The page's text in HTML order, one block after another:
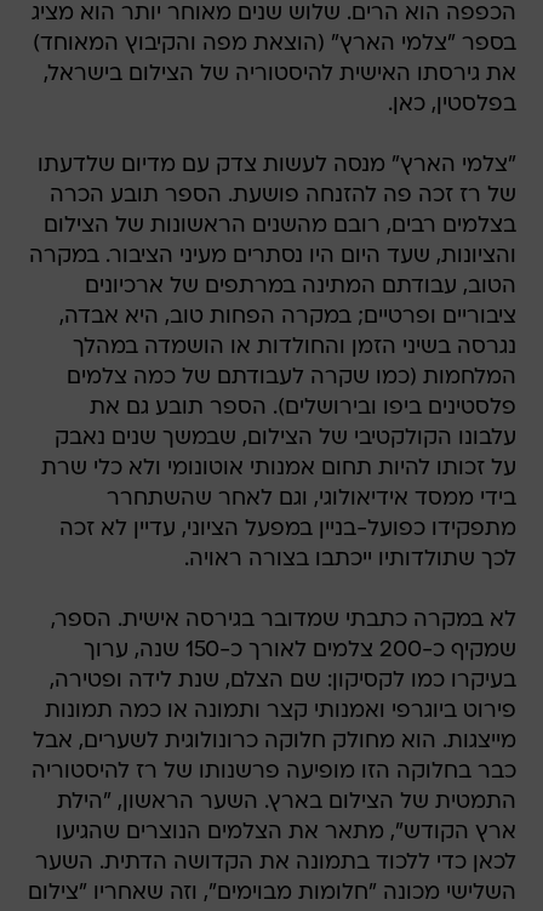
הכפפה הוא הרים. שלוש שנים מאוחר יותר הוא מציג
בספר "צלמי הארץ" (הוצאת מפה והקיבוץ המאוחד)
את גירסתו האישית להיסטוריה של הצילום בישראל,
בפלסטין, כאן.
"צלמי הארץ" מנסה לעשות צדק עם מדיום שלדעתו
של רז זכה פה להזנחה פושעת. הספר תובע הכרה
בצלמים רבים, רובם מהשנים הראשונות של הצילום
והציונות, שעד היום היו נסתרים מעיני הציבור. במקרה
הטוב, עבודתם המתינה במרתפים של ארכיונים
ציבוריים ופרטיים; במקרה הפחות טוב, היא אבדה,
נגרסה בשיני הזמן והחולדות או הושמדה במהלך
המלחמות (כמו שקרה לעבודתם של כמה צלמים
פלסטינים ביפו ובירושלים). הספר תובע גם את
עלבונו הקולקטיבי של הצילום, שבמשך שנים נאבק
על זכותו להיות תחום אמנותי אוטונומי ולא כלי שרת
בידי ממסד אידיאולוגי, וגם לאחר שהשתחרר
מתפקידו כפועל-בניין במפעל הציוני, עדיין לא זכה
לכך שתולדותיו ייכתבו בצורה ראויה.
לא במקרה כתבתי שמדובר בגירסה אישית. הספר,
שמקיף כ-200 צלמים לאורך כ-150 שנה, ערוך
בעיקרו כמו לקסיקון: שם הצלם, שנת לידה ופטירה,
פירוט ביוגרפי ואמנותי קצר ותמונה או כמה תמונות
מייצגות. הוא מחולק חלוקה כרונולוגית לשערים, אבל
כבר בחלוקה הזו מופיעה פרשנותו של רז להיסטוריה
התמטית של הצילום בארץ. השער הראשון, "הילת
ארץ הקודש", מתאר את הצלמים הנוצרים שהגיעו
לכאן כדי ללכוד בתמונה את הקדושה הדתית. השער
השלישי מכונה "חלומות מבוימים", וזה שאחריו "צילום